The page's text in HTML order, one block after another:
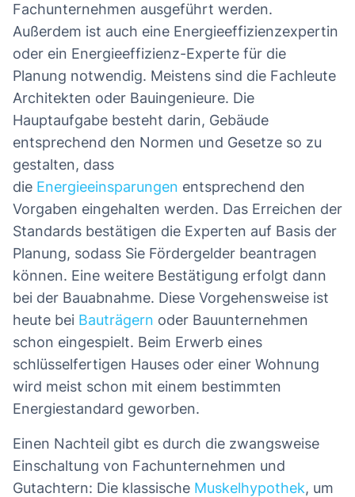
Fachunternehmen ausgeführt werden.
Außerdem ist auch eine Energieeffizienzexpertin
oder ein Energieeffizienz-Experte für die
Planung notwendig. Meistens sind die Fachleute
Architekten oder Bauingenieure. Die
Hauptaufgabe besteht darin, Gebäude
entsprechend den Normen und Gesetze so zu
gestalten, dass
die Energieeinsparungen entsprechend den
Vorgaben eingehalten werden. Das Erreichen der
Standards bestätigen die Experten auf Basis der
Planung, sodass Sie Fördergelder beantragen
können. Eine weitere Bestätigung erfolgt dann
bei der Bauabnahme. Diese Vorgehensweise ist
heute bei Bauträgern oder Bauunternehmen
schon eingespielt. Beim Erwerb eines
schlüsselfertigen Hauses oder einer Wohnung
wird meist schon mit einem bestimmten
Energiestandard geworben.
Einen Nachteil gibt es durch die zwangsweise
Einschaltung von Fachunternehmen und
Gutachtern: Die klassische Muskelhypothek, um